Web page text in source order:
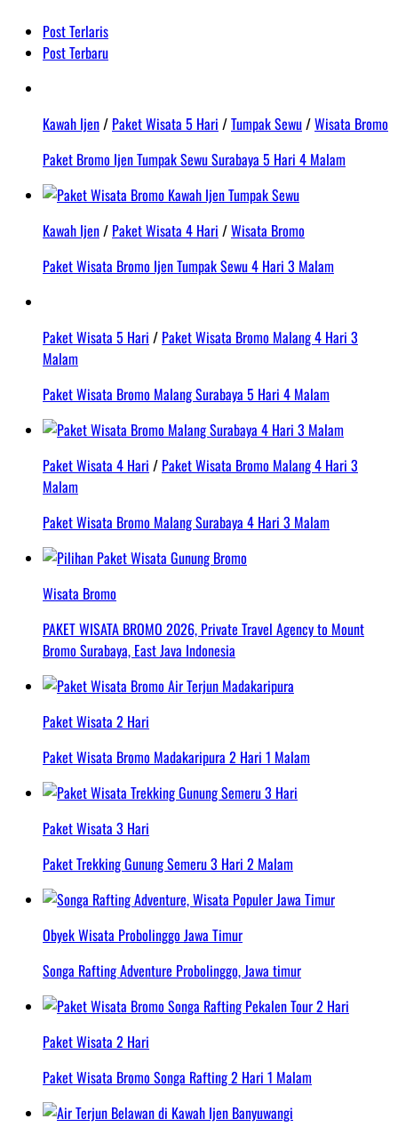
Post Terlaris
Post Terbaru
Kawah Ijen/ Paket Wisata 5 Hari /Tumpak Sewu/Wisata Bromo
Paket Bromo Ijen Tumpak Sewu Surabaya 5 Hari 4 Malam
Kawah Ijen/ Paket Wisata 4 Hari /Wisata Bromo
Paket Wisata Bromo Ijen Tumpak Sewu 4 Hari 3 Malam
Paket Wisata 5 Hari / Paket Wisata Bromo Malang 4 Hari 3
Malam
Paket Wisata Bromo Malang Surabaya 5 Hari 4 Malam
Paket Wisata 4 Hari / Paket Wisata Bromo Malang 4 Hari 3
Malam
Paket Wisata Bromo Malang Surabaya 4 Hari 3 Malam
Wisata Bromo
PAKET WISATA BROMO 2026, Private Travel Agency to Mount
Bromo Surabaya, East Java Indonesia
Paket Wisata 2 Hari
Paket Wisata Bromo Madakaripura 2 Hari 1 Malam
Paket Wisata 3 Hari
Paket Trekking Gunung Semeru 3 Hari 2 Malam
Obyek Wisata Probolinggo Jawa Timur
Songa Rafting Adventure Probolinggo, Jawa timur
Paket Wisata 2 Hari
Paket Wisata Bromo Songa Rafting 2 Hari 1 Malam